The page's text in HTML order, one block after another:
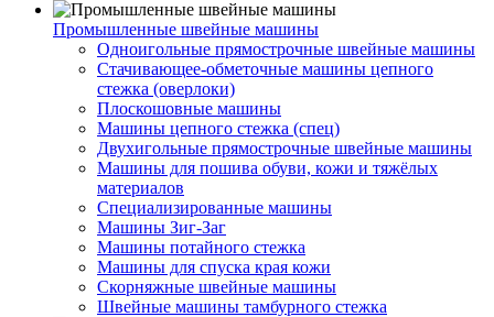
Промышленные швейные машины
Одноигольные прямострочные швейные машины
Стачивающее-обметочные машины цепного
стежка (оверлоки)
Плоскошовные машины
Машины цепного стежка (спец)
Двухигольные прямострочные швейные машины
Машины для пошива обуви, кожи и тяжёлых
материалов
Специализированные машины
Машины Зиг-Заг
Машины потайного стежка
Машины для спуска края кожи
Скорняжные швейные машины
Швейные машины тамбурного стежка